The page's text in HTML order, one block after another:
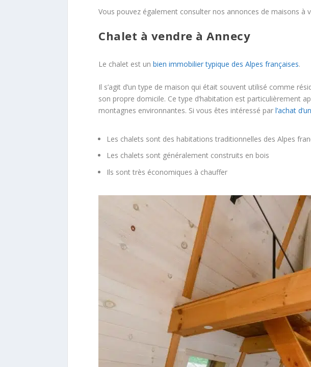
Vous pouvez également consulter nos annonces de maisons
Chalet à vendre à Annecy
Le chalet est un bien immobilier typique des Alpes françaises.
Il s’agit d’un type de maison qui était souvent utilisé comme
son propre domicile. Ce type d’habitation est particulièrement
montagnes environnantes. Si vous êtes intéressé par l’achat
Les chalets sont des habitations traditionnelles des Alpes
Les chalets sont généralement construits en bois
Ils sont très économiques à chauffer